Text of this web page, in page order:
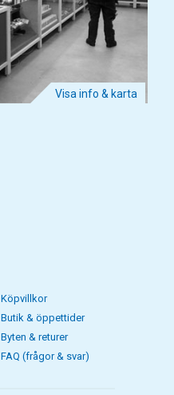
Visa info & karta
Köpvillkor
Butik & öppettider
Byten & returer
FAQ (frågor & svar)